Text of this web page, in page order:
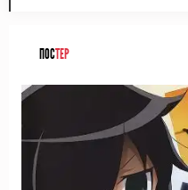
ПОСТЕР